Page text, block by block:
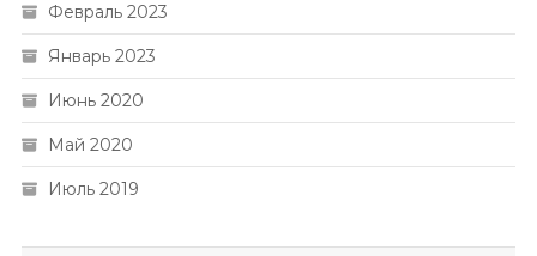
Февраль 2023
Январь 2023
Июнь 2020
Май 2020
Июль 2019